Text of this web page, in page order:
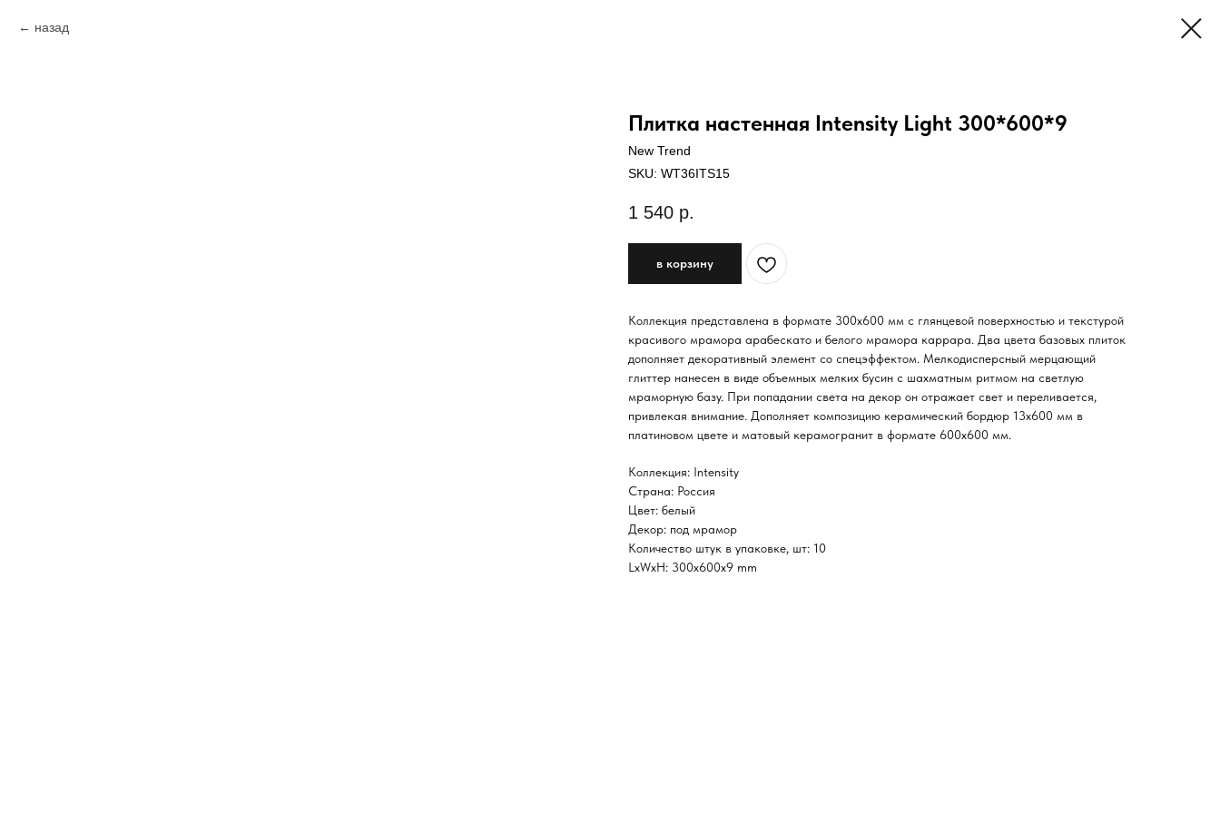
назад
Плитка настенная Intensity Light 300*600*9
New Trend
SKU: WT36ITS15
1 540 р.
в корзину
Коллекция представлена в формате 300х600 мм с глянцевой поверхностью и текстурой
красивого мрамора арабескато и белого мрамора каррара. Два цвета базовых плиток
дополняет декоративный элемент со спецэффектом. Мелкодисперсный мерцающий
глиттер нанесен в виде объемных мелких бусин с шахматным ритмом на светлую
мраморную базу. При попадании света на декор он отражает свет и переливается,
привлекая внимание. Дополняет композицию керамический бордюр 13x600 мм в
платиновом цвете и матовый керамогранит в формате 600x600 мм.
Коллекция: Intensity
Страна: Россия
Цвет: белый
Декор: под мрамор
Количество штук в упаковке, шт: 10
LxWxH: 300x600x9 mm